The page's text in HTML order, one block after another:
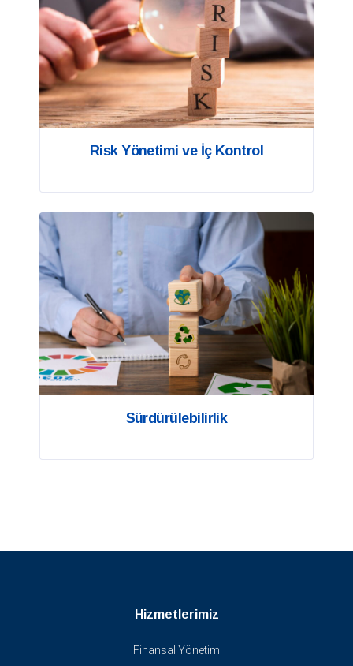
Risk Yönetimi ve İç Kontrol
Sürdürülebilirlik
Hizmetlerimiz
Finansal Yönetim